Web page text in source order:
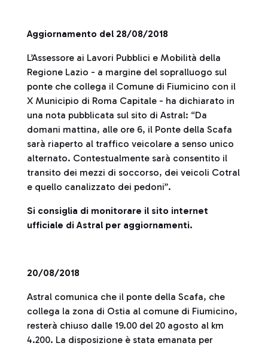
Aggiornamento del 28/08/2018
L’Assessore ai Lavori Pubblici e Mobilità della
Regione Lazio - a margine del sopralluogo sul
ponte che collega il Comune di Fiumicino con il
X Municipio di Roma Capitale - ha dichiarato in
una nota pubblicata sul sito di Astral: “Da
domani mattina, alle ore 6, il Ponte della Scafa
sarà riaperto al traffico veicolare a senso unico
alternato. Contestualmente sarà consentito il
transito dei mezzi di soccorso, dei veicoli Cotral
e quello canalizzato dei pedoni”.
Si consiglia di monitorare il sito internet
ufficiale di Astral per aggiornamenti.
20/08/2018
Astral comunica che il ponte della Scafa, che
collega la zona di Ostia al comune di Fiumicino,
resterà chiuso dalle 19.00 del 20 agosto al km
4.200. La disposizione è stata emanata per